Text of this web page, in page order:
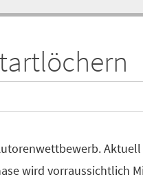
wird vorraussichtlich